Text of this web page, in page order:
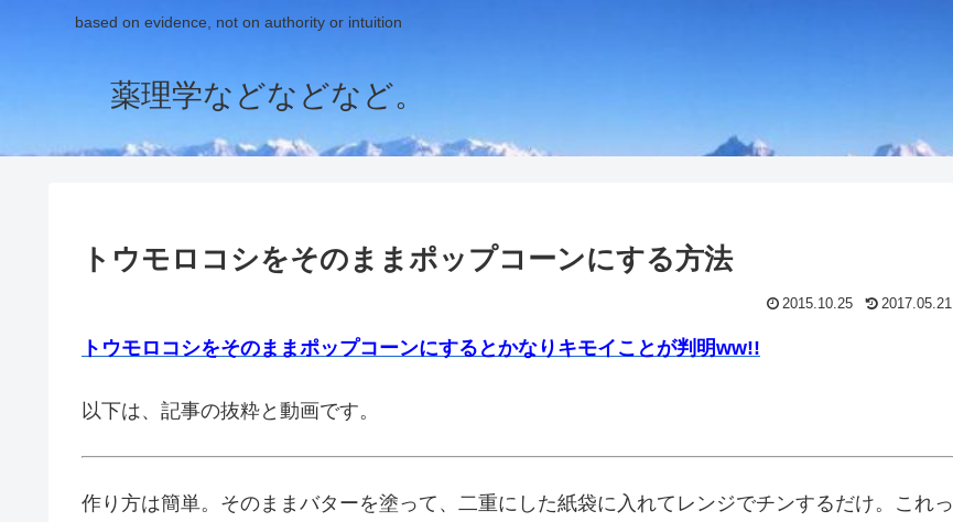
based on evidence, not on authority or intuition
薬理学などなどなど。
トウモロコシをそのままポップコーンにする方法
2015.10.25 2017.05.21
トウモロコシをそのままポップコーンにするとかなりキモイことが判明ww!!
以下は、記事の抜粋と動画です。
作り方は簡単。そのままバターを塗って、二重にした紙袋に入れてレンジでチンするだけ。これっ